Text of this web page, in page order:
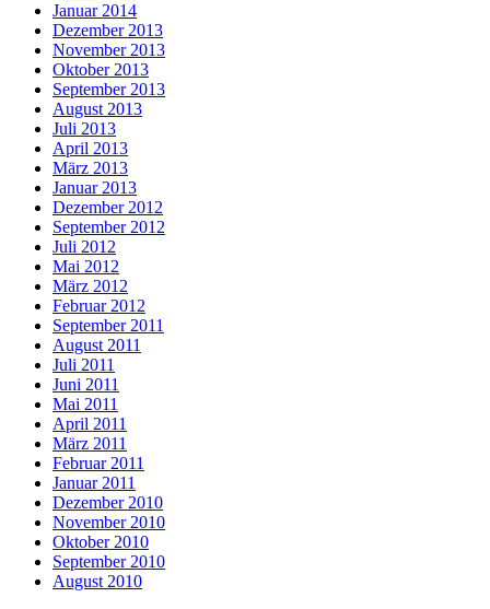
Januar 2014
Dezember 2013
November 2013
Oktober 2013
September 2013
August 2013
Juli 2013
April 2013
März 2013
Januar 2013
Dezember 2012
September 2012
Juli 2012
Mai 2012
März 2012
Februar 2012
September 2011
August 2011
Juli 2011
Juni 2011
Mai 2011
April 2011
März 2011
Februar 2011
Januar 2011
Dezember 2010
November 2010
Oktober 2010
September 2010
August 2010